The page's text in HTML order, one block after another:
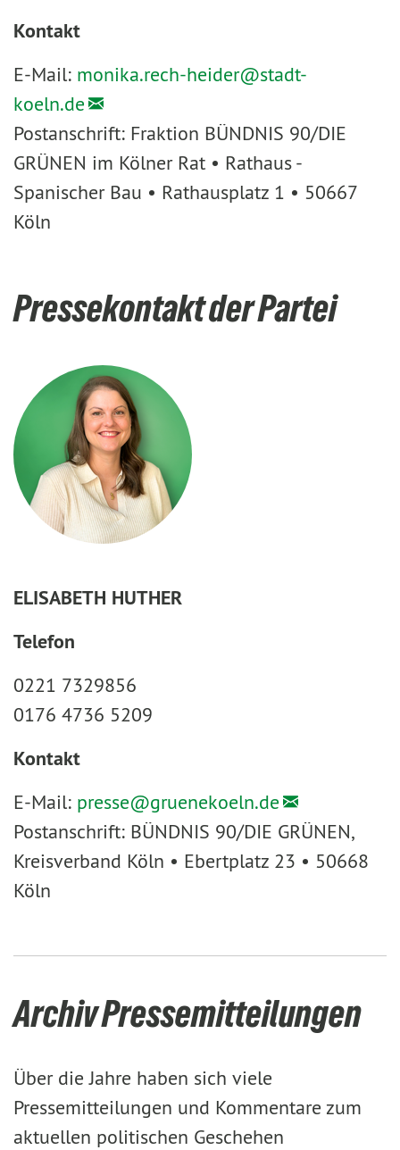
Kontakt
E-Mail: monika.rech-heider@stadt-
koeln.de
Postanschrift: Fraktion BÜNDNIS 90/DIE
GRÜNEN im Kölner Rat • Rathaus -
Spanischer Bau • Rathausplatz 1 • 50667
Köln
Pressekontakt der Partei
ELISABETH HUTHER
Telefon
0221 7329856
0176 4736 5209
Kontakt
E-Mail: presse@gruenekoeln.de
Postanschrift: BÜNDNIS 90/DIE GRÜNEN,
Kreisverband Köln • Ebertplatz 23 • 50668
Köln
Archiv Pressemitteilungen
Über die Jahre haben sich viele
Pressemitteilungen und Kommentare zum
aktuellen politischen Geschehen